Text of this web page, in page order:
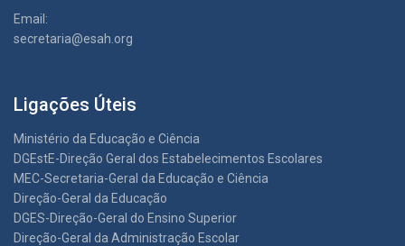
Email:
secretaria@esah.org
Ligações Úteis
Ministério da Educação e Ciência
DGEstE-Direção Geral dos Estabelecimentos Escolares
MEC-Secretaria-Geral da Educação e Ciência
Direção-Geral da Educação
DGES-Direção-Geral do Ensino Superior
Direção-Geral da Administração Escolar